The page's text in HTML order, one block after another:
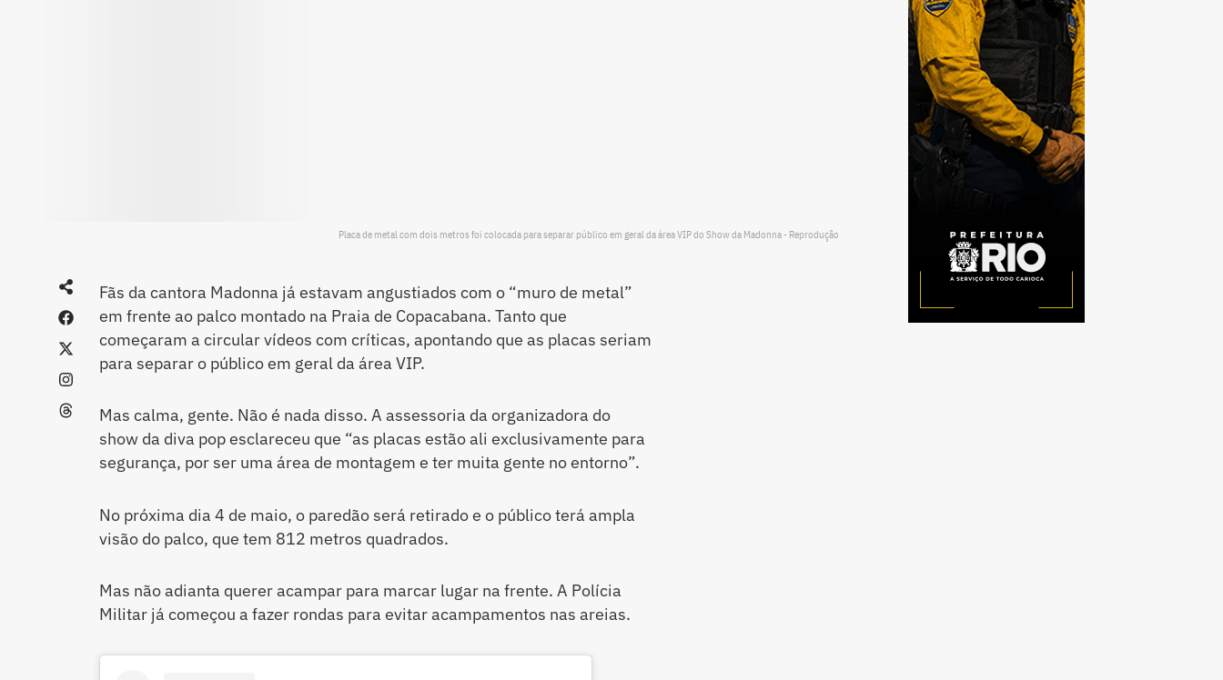
Placa de metal com dois metros foi colocada para separar público em geral da área VIP do Show da Madonna - Reprodução
Fãs da cantora Madonna já estavam angustiados com o “muro de metal”
em frente ao palco montado na Praia de Copacabana. Tanto que
começaram a circular vídeos com críticas, apontando que as placas seriam
para separar o público em geral da área VIP.
Mas calma, gente. Não é nada disso. A assessoria da organizadora do
show da diva pop esclareceu que “as placas estão ali exclusivamente para
segurança, por ser uma área de montagem e ter muita gente no entorno”.
No próxima dia 4 de maio, o paredão será retirado e o público terá ampla
visão do palco, que tem 812 metros quadrados.
Mas não adianta querer acampar para marcar lugar na frente. A Polícia
Militar já começou a fazer rondas para evitar acampamentos nas areias.